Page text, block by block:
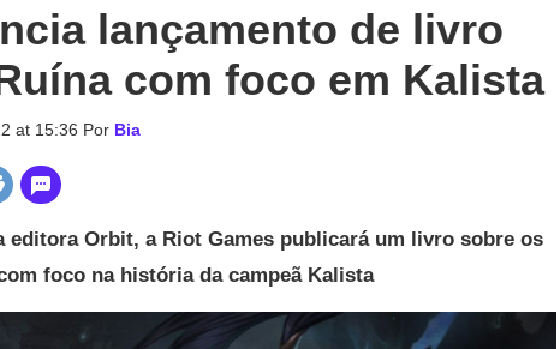
lançamento de livro
com foco em Kalista
at 15:36 Por Bia
editora Orbit, a Riot Games publicará um livro sobre os
foco na história da campeã Kalista